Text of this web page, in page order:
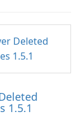
1.5.1